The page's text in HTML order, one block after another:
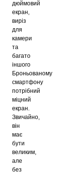
дюймовий
екран,
виріз
для
камери
та
багато
іншого
Броньованому
смартфону
потрібний
міцний
екран.
Звичайно,
він
має
бути
великим,
але
без